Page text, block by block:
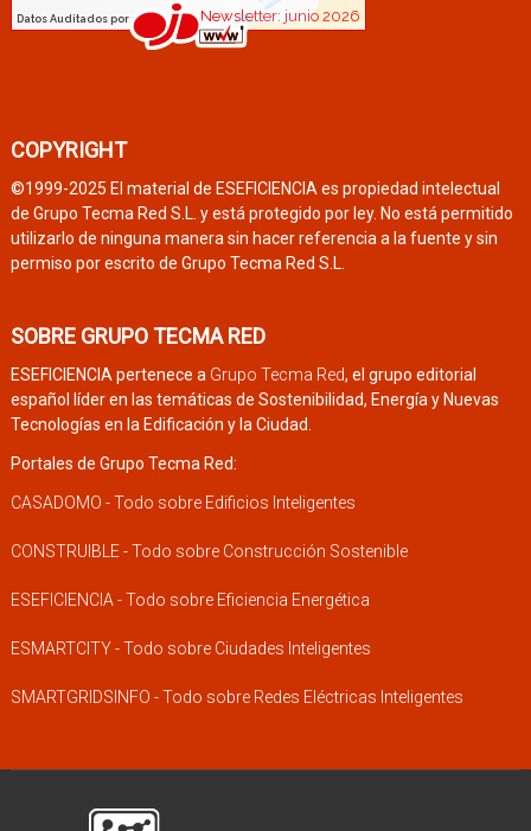
COPYRIGHT
©1999-2025 El material de ESEFICIENCIA es propiedad intelectual
de Grupo Tecma Red S.L. y está protegido por ley. No está permitido
utilizarlo de ninguna manera sin hacer referencia a la fuente y sin
permiso por escrito de Grupo Tecma Red S.L.
SOBRE GRUPO TECMA RED
ESEFICIENCIA pertenece a Grupo Tecma Red, el grupo editorial
español líder en las temáticas de Sostenibilidad, Energía y Nuevas
Tecnologías en la Edificación y la Ciudad.
Portales de Grupo Tecma Red:
CASADOMO - Todo sobre Edificios Inteligentes
CONSTRUIBLE - Todo sobre Construcción Sostenible
ESEFICIENCIA - Todo sobre Eficiencia Energética
ESMARTCITY - Todo sobre Ciudades Inteligentes
SMARTGRIDSINFO - Todo sobre Redes Eléctricas Inteligentes